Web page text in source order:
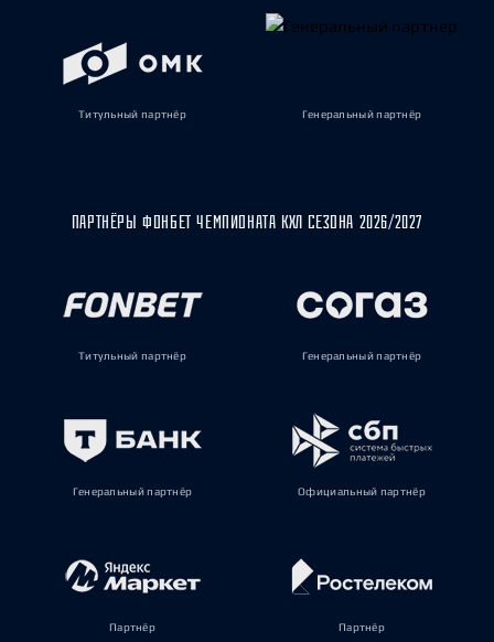
Титульный партнёр Генеральный партнёр
ПАРТНЁРЫ ФОНБЕТ ЧЕМПИОНАТА КХЛ СЕЗОНА 2026/2027
Титульный партнёр Генеральный партнёр
Генеральный партнёр Официальный партнёр
Партнёр Партнёр